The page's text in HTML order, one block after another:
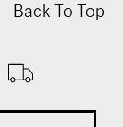
Back To Top